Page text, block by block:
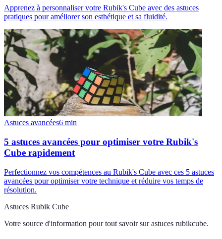
Apprenez à personnaliser votre Rubik's Cube avec des astuces
pratiques pour améliorer son esthétique et sa fluidité.
Astuces avancées6 min
5 astuces avancées pour optimiser votre Rubik's
Cube rapidement
Perfectionnez vos compétences au Rubik's Cube avec ces 5 astuces
avancées pour optimiser votre technique et réduire vos temps de
résolution.
Astuces Rubik Cube
Votre source d'information pour tout savoir sur astuces rubikcube.